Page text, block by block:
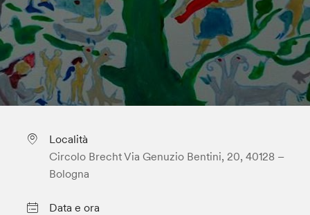
Località
Circolo Brecht Via Genuzio Bentini, 20, 40128 –
Bologna
Data e ora